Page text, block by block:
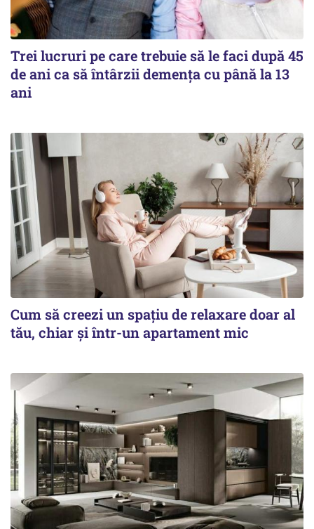
Trei lucruri pe care trebuie să le faci după 45
de ani ca să întârzii demența cu până la 13
ani
Cum să creezi un spațiu de relaxare doar al
tău, chiar și într-un apartament mic